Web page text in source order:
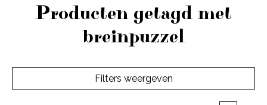
Producten getagd met
breinpuzzel
Filters weergeven